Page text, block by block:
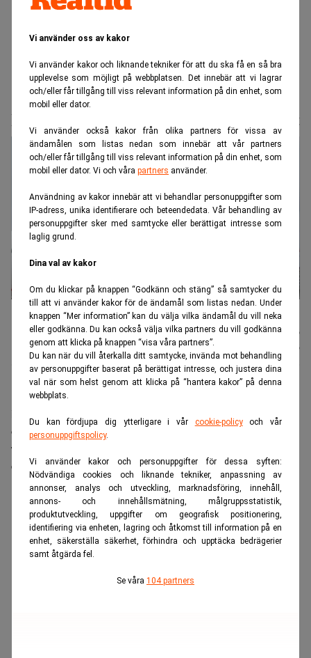
Vi använder oss av kakor
Vi använder kakor och liknande tekniker för att du ska få en så bra
upplevelse som möjligt på webbplatsen. Det innebär att vi lagrar
och/eller får tillgång till viss relevant information på din enhet, som
mobil eller dator.
Vi använder också kakor från olika partners för vissa av
ändamålen som listas nedan som innebär att vår partners
och/eller får tillgång till viss relevant information på din enhet, som
mobil eller dator. Vi och våra partners använder.
Användning av kakor innebär att vi behandlar personuppgifter som
IP-adress, unika identifierare och beteendedata. Vår behandling av
personuppgifter sker med samtycke eller berättigat intresse som
laglig grund.
Dina val av kakor
Om du klickar på knappen “Godkänn och stäng” så samtycker du
till att vi använder kakor för de ändamål som listas nedan. Under
knappen “Mer information” kan du välja vilka ändamål du vill neka
eller godkänna. Du kan också välja vilka partners du vill godkänna
genom att klicka på knappen “visa våra partners”.
Du kan när du vill återkalla ditt samtycke, invända mot behandling
av personuppgifter baserat på berättigat intresse, och justera dina
val när som helst genom att klicka på “hantera kakor” på denna
webbplats.
Du kan fördjupa dig ytterligare i vår cookie-policyoch vår
personuppgiftspolicy.
Vi använder kakor och personuppgifter för dessa syften:
Nödvändiga cookies och liknande tekniker, anpassning av
annonser, analys och utveckling, marknadsföring, innehåll,
annons- och innehållsmätning, målgruppsstatistik,
produktutveckling, uppgifter om geografisk positionering,
identifiering via enheten, lagring och åtkomst till information på en
enhet, säkerställa säkerhet, förhindra och upptäcka bedrägerier
samt åtgärda fel.
Se våra 104 partners
Realtid.se Börs & finans
Lågprisflygbolaget redo att bli uppköpt
Easyjet kan få amerikanska ägare. Foto: Salvatore Di Nolfi/AP/TT
Nyhetsbyrån
TT
Publicerad:06 juli 2026
Uppdaterad:
06 juli 2026
Easyjet har nått en preliminär överenskommelse med
investmentbolaget Castlelake, som har kommit med
ett nytt förslag till bud. Det innebär att Easyjet skulle
värderas till över fem miljarder pund, motsvarande
drygt 64 miljarder kronor.
ANNONS